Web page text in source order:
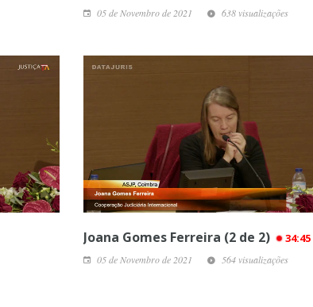
05 de Novembro de 2021 638 visualizações
Joana Gomes Ferreira (2 de 2) 34:45
05 de Novembro de 2021 564 visualizações